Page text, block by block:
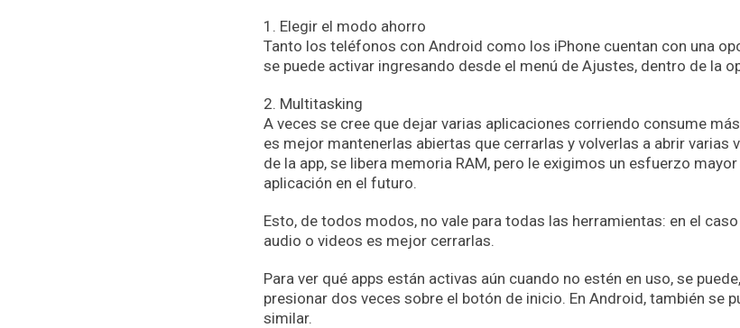
1. Elegir el modo ahorro
Tanto los teléfonos con Android como los iPhone cuentan con una
se puede activar ingresando desde el menú de Ajustes, dentro de la
2. Multitasking
A veces se cree que dejar varias aplicaciones corriendo consume
es mejor mantenerlas abiertas que cerrarlas y volverlas a abrir varias
de la app, se libera memoria RAM, pero le exigimos un esfuerzo
aplicación en el futuro.
Esto, de todos modos, no vale para todas las herramientas: en el
audio o videos es mejor cerrarlas.
Para ver qué apps están activas aún cuando no estén en uso, se
presionar dos veces sobre el botón de inicio. En Android, también se
similar.